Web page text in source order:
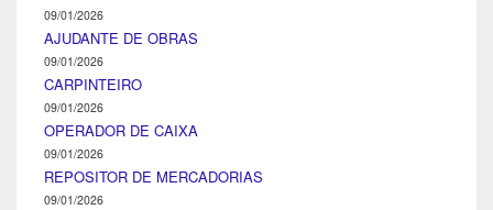
09/01/2026
AJUDANTE DE OBRAS
09/01/2026
CARPINTEIRO
09/01/2026
OPERADOR DE CAIXA
09/01/2026
REPOSITOR DE MERCADORIAS
09/01/2026